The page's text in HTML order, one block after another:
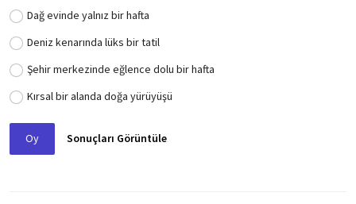
Dağ evinde yalnız bir hafta
Deniz kenarında lüks bir tatil
Şehir merkezinde eğlence dolu bir hafta
Kırsal bir alanda doğa yürüyüşü
Oy Sonuçları Görüntüle